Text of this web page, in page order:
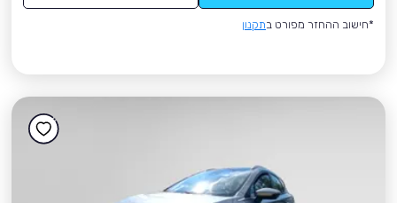
*חישוב ההחזר מפורט בתקנון